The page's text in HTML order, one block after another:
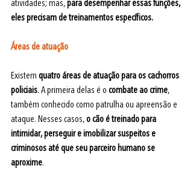
atividades; mas, para desempenhar essas funções,
eles precisam de treinamentos específicos.
Áreas de atuação
Existem quatro áreas de atuação para os cachorros
policiais. A primeira delas é o combate ao crime,
também conhecido como patrulha ou apreensão e
ataque. Nesses casos, o cão é treinado para
intimidar, perseguir e imobilizar suspeitos e
criminosos até que seu parceiro humano se
aproxime.